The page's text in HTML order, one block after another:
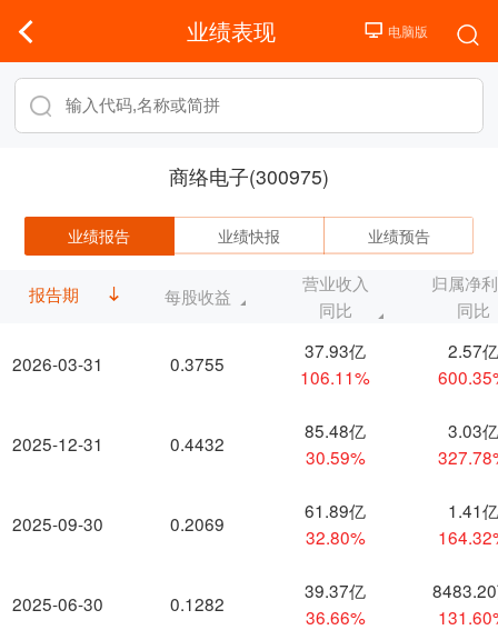
业绩表现
商络电子(300975)
业绩报告 业绩快报 业绩预告
报告期
2026-03-31
2025-12-31
2025-09-30
2025-06-30
每股收益
营业收入
同比
归属净
同比
0.3755
37.93亿
106.11%
2.57亿
0.4432
85.48亿
30.59%
3.03亿
0.2069
61.89亿
32.80%
1.41亿
0.1282
39.37亿
36.66%